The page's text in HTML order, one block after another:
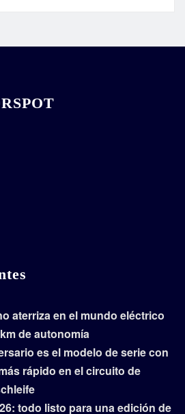
aterriza en el mundo eléctrico
de autonomía
es el modelo de serie con
rápido en el circuito de
todo listo para una edición de